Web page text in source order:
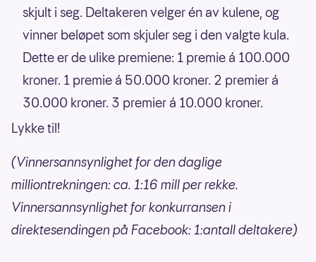
skjult i seg. Deltakeren velger én av kulene, og
vinner beløpet som skjuler seg i den valgte kula.
Dette er de ulike premiene: 1 premie á 100.000
kroner. 1 premie á 50.000 kroner. 2 premier á
30.000 kroner. 3 premier á 10.000 kroner.
Lykke til!
(Vinnersannsynlighet for den daglige
milliontrekningen: ca. 1:16 mill per rekke.
Vinnersannsynlighet for konkurransen i
direktesendingen på Facebook: 1:antall deltakere)